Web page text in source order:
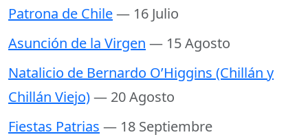
Patrona de Chile— 16 Julio
Asunción de la Virgen — 15 Agosto
Natalicio de Bernardo O’Higgins (Chillán y
Chillán Viejo)— 20 Agosto
Fiestas Patrias — 18 Septiembre